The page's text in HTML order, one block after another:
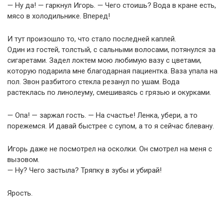
— Ну да! — гаркнул Игорь. — Чего стоишь? Вода в кране есть,
мясо в холодильнике. Вперед!
И тут произошло то, что стало последней каплей.
Один из гостей, толстый, с сальными волосами, потянулся за
сигаретами. Задел локтем мою любимую вазу с цветами,
которую подарила мне благодарная пациентка. Ваза упала на
пол. Звон разбитого стекла резанул по ушам. Вода
растеклась по линолеуму, смешиваясь с грязью и окурками.
— Опа! — заржал гость. — На счастье! Ленка, убери, а то
порежемся. И давай быстрее с супом, а то я сейчас блевану.
Игорь даже не посмотрел на осколки. Он смотрел на меня с
вызовом.
— Ну? Чего застыла? Тряпку в зубы и убирай!
Ярость.